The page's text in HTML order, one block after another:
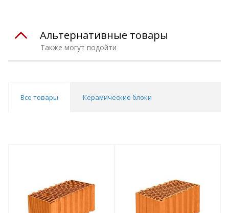
Также могут подойти
Альтернативные товары
Все товары Керамические блоки